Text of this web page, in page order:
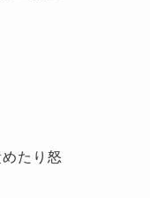
たり怒